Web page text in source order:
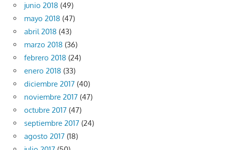
junio 2018 (49)
mayo 2018 (47)
abril 2018 (43)
marzo 2018 (36)
febrero 2018 (24)
enero 2018 (33)
diciembre 2017 (40)
noviembre 2017 (47)
octubre 2017 (47)
septiembre 2017 (24)
agosto 2017 (18)